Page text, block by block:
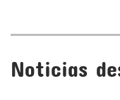
Noticias